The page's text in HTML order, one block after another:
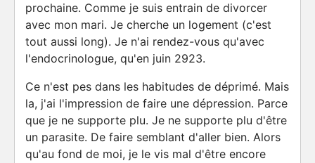
prochaine. Comme je suis entrain de divorcer
avec mon mari. Je cherche un logement (c'est
tout aussi long). Je n'ai rendez-vous qu'avec
l'endocrinologue, qu'en juin 2923.
Ce n'est pes dans les habitudes de déprimé. Mais
la, j'ai l'impression de faire une dépression. Parce
que je ne supporte plu. Je ne supporte plu d'être
un parasite. De faire semblant d'aller bien. Alors
qu'au fond de moi, je le vis mal d'être encore